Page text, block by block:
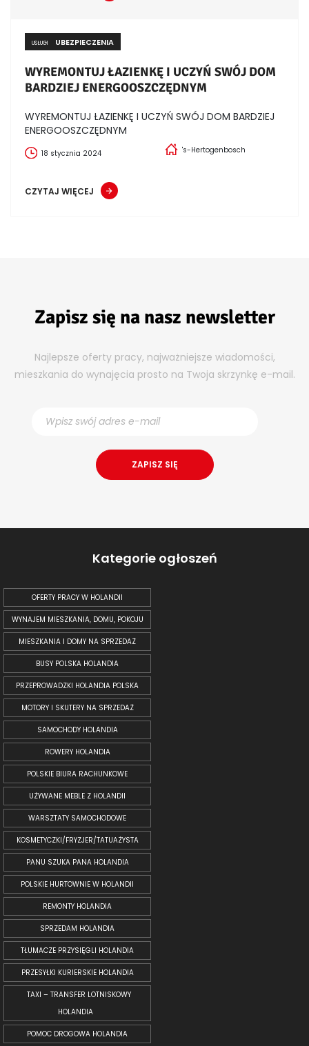
USŁUGI UBEZPIECZENIA
WYREMONTUJ ŁAZIENKĘ I UCZYŃ SWÓJ DOM
BARDZIEJ ENERGOOSZCZĘDNYM
WYREMONTUJ ŁAZIENKĘ I UCZYŃ SWÓJ DOM BARDZIEJ
ENERGOOSZCZĘDNYM
18 stycznia 2024 's-Hertogenbosch
CZYTAJ WIĘCEJ
Zapisz się na nasz newsletter
Najlepsze oferty pracy, najważniejsze wiadomości,
mieszkania do wynajęcia prosto na Twoja skrzynkę e-mail.
Kategorie ogłoszeń
OFERTY PRACY W HOLANDII
WYNAJEM MIESZKANIA, DOMU, POKOJU
MIESZKANIA I DOMY NA SPRZEDAŻ
BUSY POLSKA HOLANDIA
PRZEPROWADZKI HOLANDIA POLSKA
MOTORY I SKUTERY NA SPRZEDAŻ
SAMOCHODY HOLANDIA
ROWERY HOLANDIA
POLSKIE BIURA RACHUNKOWE
UŻYWANE MEBLE Z HOLANDII
WARSZTATY SAMOCHODOWE
KOSMETYCZKI/FRYZJER/TATUAŻYSTA
PANU SZUKA PANA HOLANDIA
POLSKIE HURTOWNIE W HOLANDII
REMONTY HOLANDIA
SPRZEDAM HOLANDIA
TŁUMACZE PRZYSIĘGLI HOLANDIA
PRZESYŁKI KURIERSKIE HOLANDIA
TAXI – TRANSFER LOTNISKOWY
HOLANDIA
POMOC DROGOWA HOLANDIA